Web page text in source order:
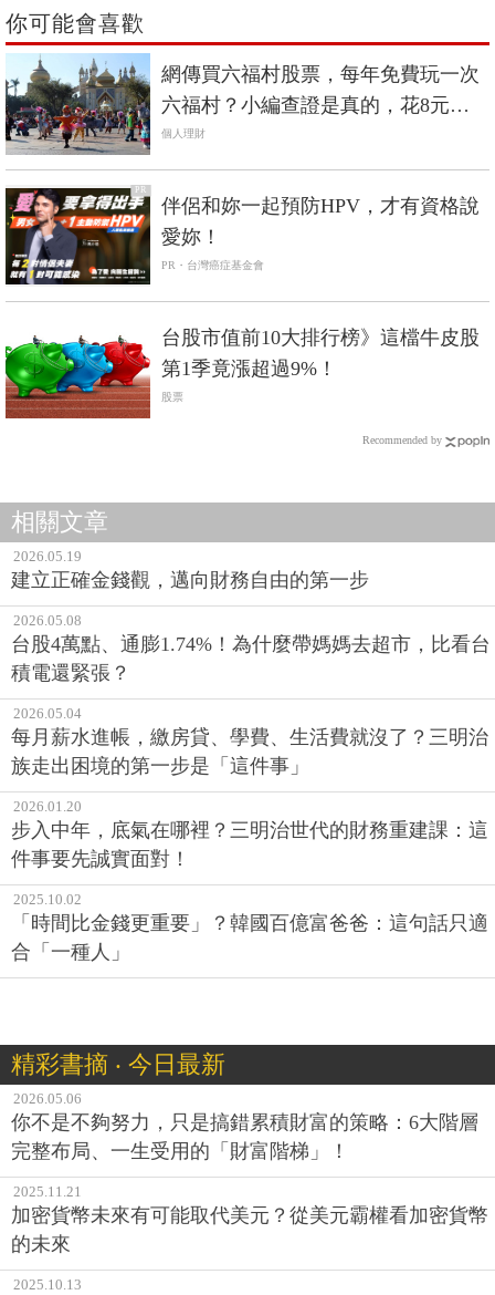
你可能會喜歡
網傳買六福村股票，每年免費玩一次
六福村？小編查證是真的，花8元買1
股也行
個人理財
PR
伴侶和妳一起預防HPV，才有資格說
愛妳！
PR・台灣癌症基金會
台股市值前10大排行榜》這檔牛皮股
第1季竟漲超過9%！
股票
Recommended by
相關文章
2026.05.19
建立正確金錢觀，邁向財務自由的第一步
2026.05.08
台股4萬點、通膨1.74%！為什麼帶媽媽去超市，比看台
積電還緊張？
2026.05.04
每月薪水進帳，繳房貸、學費、生活費就沒了？三明治
族走出困境的第一步是「這件事」
2026.01.20
步入中年，底氣在哪裡？三明治世代的財務重建課：這
件事要先誠實面對！
2025.10.02
「時間比金錢更重要」？韓國百億富爸爸：這句話只適
合「一種人」
精彩書摘 ‧ 今日最新
2026.05.06
你不是不夠努力，只是搞錯累積財富的策略：6大階層
完整布局、一生受用的「財富階梯」！
2025.11.21
加密貨幣未來有可能取代美元？從美元霸權看加密貨幣
的未來
2025.10.13